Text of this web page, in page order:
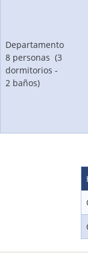
Departamento
8 personas (3
dormitorios -
2 baños)